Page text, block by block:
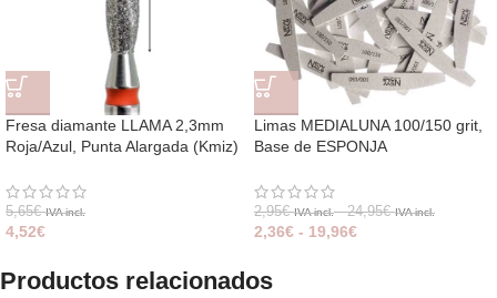
Fresa diamante LLAMA 2,3mm
Roja/Azul, Punta Alargada (Kmiz)
5,65€ IVA incl.
4,52€
Limas MEDIALUNA 100/150 grit,
Base de ESPONJA
2,95€ IVA incl. - 24,95€ IVA incl.
2,36€ - 19,96€
Productos relacionados